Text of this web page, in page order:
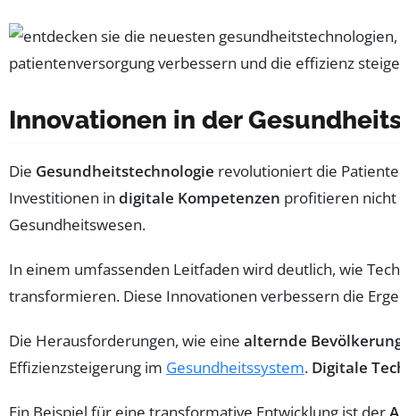
Innovationen in der
Die Gesundheitstechnologie revolutioniert die
Investitionen in digitale Kompetenzen profitieren nicht
Gesundheitswesen.
In einem umfassenden Leitfaden wird deutlich, wie
transformieren. Diese Innovationen verbessern die
Die Herausforderungen, wie eine alternde
Effizienzsteigerung im Gesundheitssystem. Digitale